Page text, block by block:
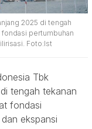
2025 di tengah
pertumbuhan
Foto:Ist
Tbk
tengah tekanan
fondasi
ekspansi